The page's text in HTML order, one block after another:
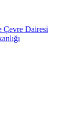
Çevre Dairesi